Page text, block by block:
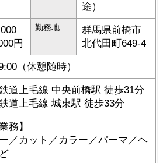
途）
円
勤務地 群馬県前橋市
北代田町649-4
（休憩随時）
道上毛線 中央前橋駅 徒歩31分
道上毛線 城東駅 徒歩33分
務】
／カット／カラー／パーマ／ヘ